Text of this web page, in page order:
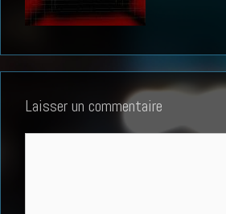
Laisser un commentaire